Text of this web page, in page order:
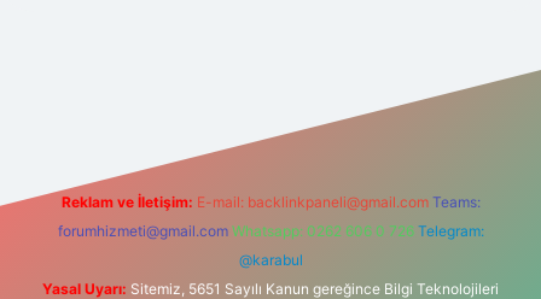
Reklam ve İletişim: E-mail: backlinkpaneli@gmail.com Teams:
forumhizmeti@gmail.com Whatsapp: 0262 606 0 726 Telegram:
@karabul
Yasal Uyarı: Sitemiz, 5651 Sayılı Kanun gereğince Bilgi Teknolojileri